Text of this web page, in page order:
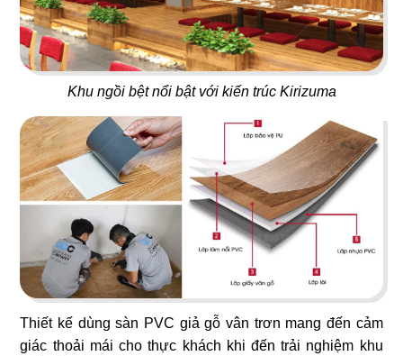
Khu ngồi bệt nổi bật với kiến trúc Kirizuma
Thiết kế dùng sàn PVC giả gỗ vân trơn mang đến cảm
giác thoải mái cho thực khách khi đến trải nghiệm khu
55
PHƯƠNG MINH GARDEN
Dessert & Bistro Cafe
56
Nhà hàng Hàn Quốc
57
SHP GOURMET
Trường đào tạo F&B
58
SEVEN CAFE
Cafe Nhật Bản